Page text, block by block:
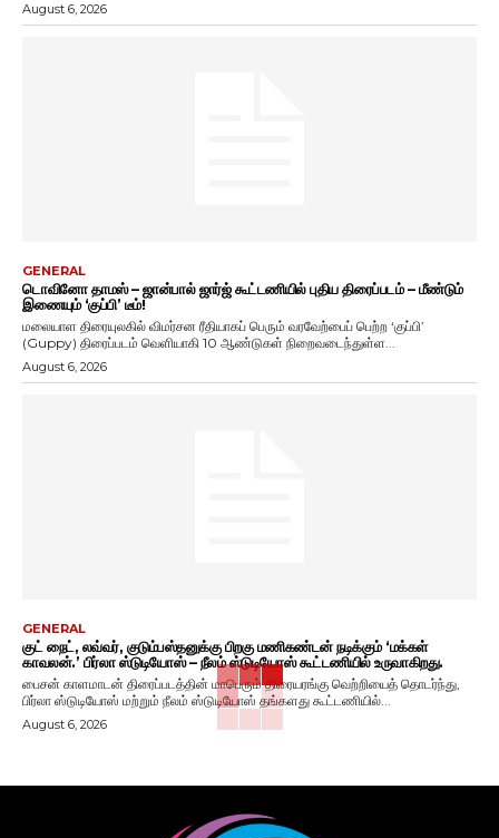
August 6, 2026
GENERAL
டொவினோ தாமஸ் – ஜான்பால் ஜார்ஜ் கூட்டணியில் புதிய திரைப்படம் – மீண்டும்
இணையும் ‘குப்பி’ டீம்!
மலையாள திரையுலகில் விமர்சன ரீதியாகப் பெரும் வரவேற்பைப் பெற்ற ‘குப்பி’
(Guppy) திரைப்படம் வெளியாகி 10 ஆண்டுகள் நிறைவடைந்துள்ள...
August 6, 2026
GENERAL
குட் நைட், லவ்வர், குடும்பஸ்தனுக்கு பிறகு மணிகண்டன் நடிக்கும் ‘மக்கள்
காவலன்.’ பிர்லா ஸ்டுடியோஸ் – நீலம் ஸ்டுடியோஸ் கூட்டணியில் உருவாகிறது.
பைசன் காளமாடன் திரைப்படத்தின் மாபெரும் திரையரங்கு வெற்றியைத் தொடர்ந்து,
பிர்லா ஸ்டுடியோஸ் மற்றும் நீலம் ஸ்டுடியோஸ் தங்களது கூட்டணியில்...
August 6, 2026